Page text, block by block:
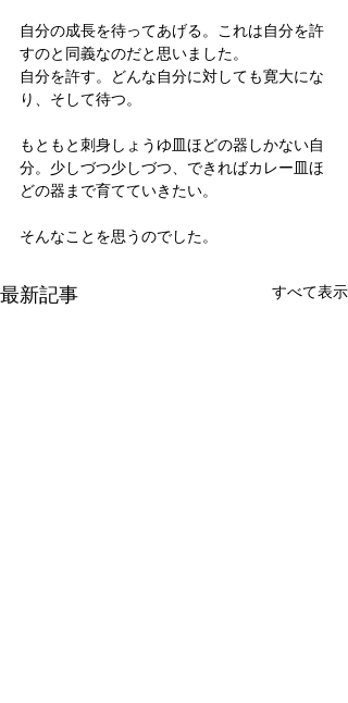
自分の成長を待ってあげる。これは自分を許
すのと同義なのだと思いました。
自分を許す。どんな自分に対しても寛大にな
り、そして待つ。
もともと刺身しょうゆ皿ほどの器しかない自
分。少しづつ少しづつ、できればカレー皿ほ
どの器まで育てていきたい。
そんなことを思うのでした。
最新記事 すべて表示